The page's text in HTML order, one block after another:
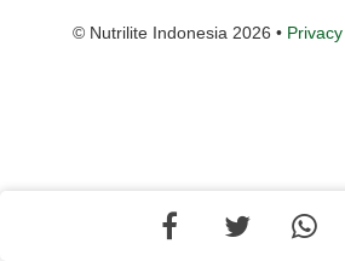
© Nutrilite Indonesia 2026 •